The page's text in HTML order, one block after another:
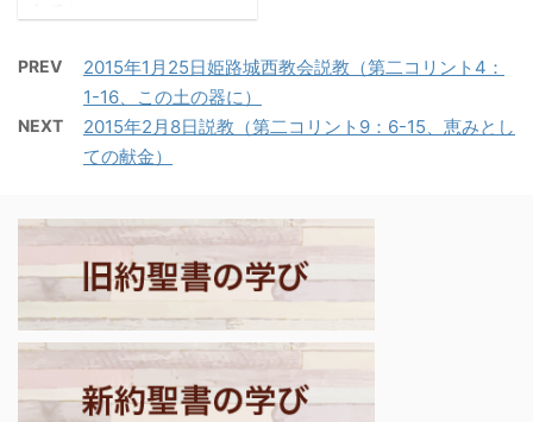
は出 ...
たちへ ･著者は、「神
に出会う前のあなたがた
は罪の中に死んでいた」
と語る。以前はこの世を
して、肉の欲望のままに
生活し、その果てには滅
亡しかない人生だった。
－エペソ2:1-3「あなた
がたは、以前は自分の過
ちと罪のために死んでい
たのです。この世を支配
する者、かの空中に勢力
PREV
2015年1月25日姫路城西教会説教（第二コリント4：
1-16、この土の器に）
NEXT
2015年2月8日説教（第二コリント9：6-15、恵みとし
ての献金）